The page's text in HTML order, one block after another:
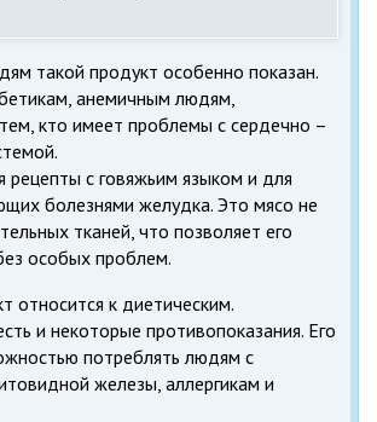
такой продукт особенно показан.
анемичным людям,
кто имеет проблемы с сердечно –
рецепты с говяжьим языком и для
болезнями желудка. Это мясо не
тканей, что позволяет его
особых проблем.
относится к диетическим.
и некоторые противопоказания. Его
потреблять людям с
железы, аллергикам и